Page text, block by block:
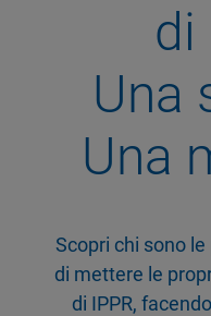
di
Una
Una
Scopri chi sono
di mettere le
di IPPR,